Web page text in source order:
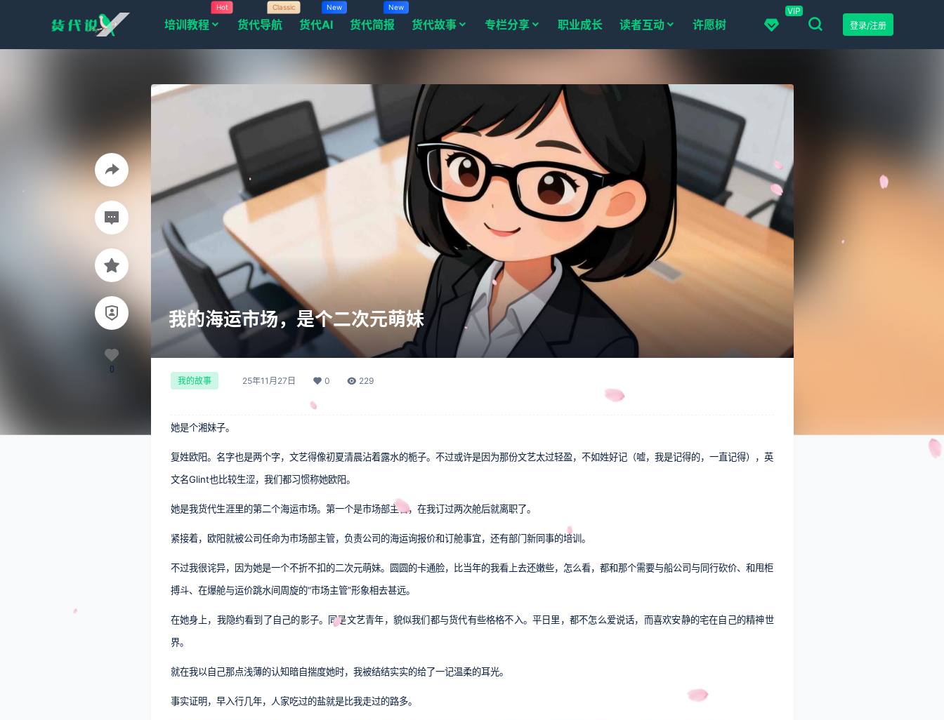
VIP
登录/注册
培训教程
Hot
货代导航
Classic
货代AI
New
货代简报
New
货代故事 专栏分享 职业成长 读者互动 许愿树
我的海运市场，是个二次元萌妹
我的故事 25年11月27日 0 229
她是个湘妹子。
复姓欧阳。名字也是两个字，文艺得像初夏清晨沾着露水的栀子。不过或许是因为那份文艺太过轻盈，不如姓好记（嘘，我是记得的，一直记得），英
文名Glint也比较生涩，我们都习惯称她欧阳。
她是我货代生涯里的第二个海运市场。第一个是市场部主管，在我订过两次舱后就离职了。
紧接着，欧阳就被公司任命为市场部主管，负责公司的海运询报价和订舱事宜，还有部门新同事的培训。
不过我很诧异，因为她是一个不折不扣的二次元萌妹。圆圆的卡通脸，比当年的我看上去还嫩些，怎么看，都和那个需要与船公司与同行砍价、和甩柜
搏斗、在爆舱与运价跳水间周旋的“市场主管”形象相去甚远。
在她身上，我隐约看到了自己的影子。同是文艺青年，貌似我们都与货代有些格格不入。平日里，都不怎么爱说话，而喜欢安静的宅在自己的精神世
界。
就在我以自己那点浅薄的认知暗自揣度她时，我被结结实实的给了一记温柔的耳光。
事实证明，早入行几年，人家吃过的盐就是比我走过的路多。
0